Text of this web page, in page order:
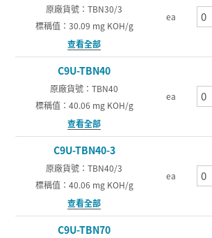
原廠貨號：TBN30/3
標稱值：30.09 mg KOH/g
查看全部
ea
C9U-TBN40
原廠貨號：TBN40
標稱值：40.06 mg KOH/g
查看全部
ea
C9U-TBN40-3
原廠貨號：TBN40/3
標稱值：40.06 mg KOH/g
查看全部
ea
C9U-TBN70